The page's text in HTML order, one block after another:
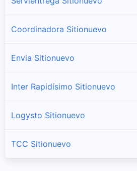
Coordinadora Sitionuevo
Envia Sitionuevo
Inter Rapidísimo Sitionuevo
Logysto Sitionuevo
TCC Sitionuevo